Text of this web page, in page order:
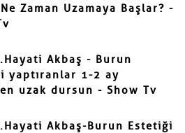
Zaman Uzamaya Başlar? -
Akbaş - Burun
yaptıranlar 1-2 ay
uzak dursun - Show Tv
Akbaş-Burun Estetiği